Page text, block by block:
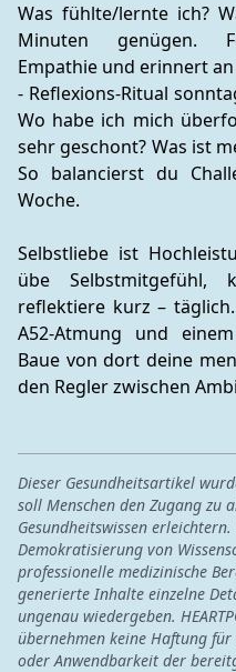
Was fühlte/lernte ich?
Minuten genügen.
Empathie und erinnert
- Reflexions-Ritual
Wo habe ich mich
sehr geschont? Was ist
So balancierst du
Woche.
Selbstliebe ist
übe
reflektiere kurz –
A52-Atmung und einem
Baue von dort deine
den Regler zwischen
Dieser Gesundheitsartikel
soll Menschen den Zugang zu
Gesundheitswissen
Demokratisierung von
professionelle medizinische
generierte Inhalte einzelne
ungenau wiedergeben.
übernehmen keine Haftung
oder Anwendbarkeit der